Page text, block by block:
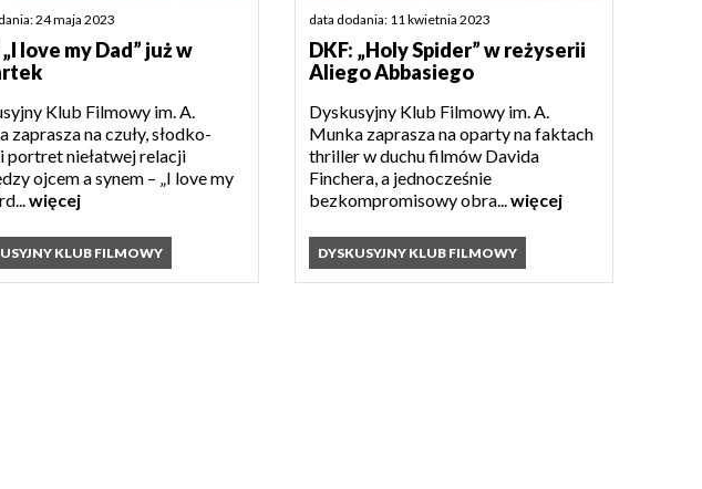
24 maja 2023
love my Dad” już w
Klub Filmowy im. A.
zaprasza na czuły, słodko-
portret niełatwej relacji
ojcem a synem – „I love my
więcej
KLUB FILMOWY
data dodania: 11 kwietnia 2023
DKF: „Holy Spider” w reżyserii
Aliego Abbasiego
Dyskusyjny Klub Filmowy im. A.
Munka zaprasza na oparty na faktach
thriller w duchu filmów Davida
Finchera, a jednocześnie
bezkompromisowy obra...więcej
DYSKUSYJNY KLUB FILMOWY